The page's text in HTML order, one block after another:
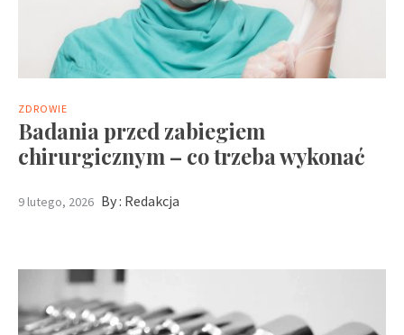
ZDROWIE
Badania przed zabiegiem
chirurgicznym – co trzeba wykonać
9 lutego, 2026 By : Redakcja